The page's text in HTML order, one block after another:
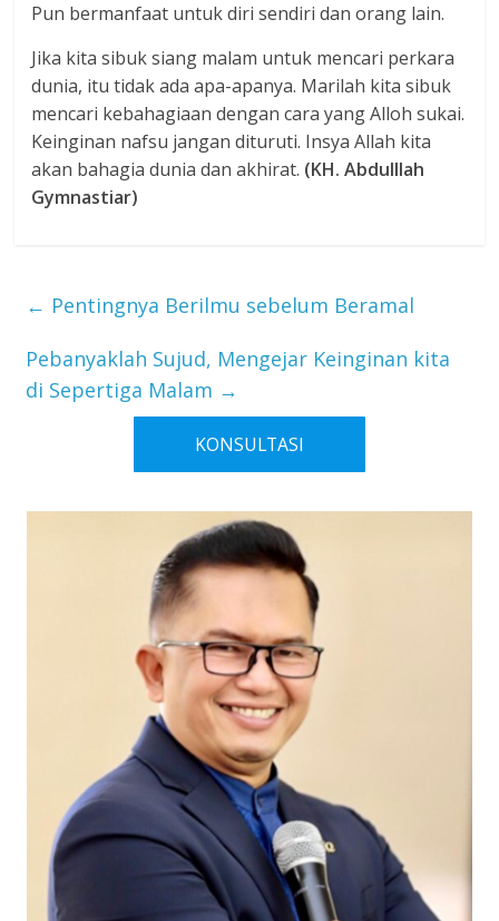
Pun bermanfaat untuk diri sendiri dan orang lain.
Jika kita sibuk siang malam untuk mencari perkara
dunia, itu tidak ada apa-apanya. Marilah kita sibuk
mencari kebahagiaan dengan cara yang Alloh sukai.
Keinginan nafsu jangan dituruti. Insya Allah kita
akan bahagia dunia dan akhirat. (KH. Abdulllah
Gymnastiar)
← Pentingnya Berilmu sebelum Beramal
Pebanyaklah Sujud, Mengejar Keinginan kita
di Sepertiga Malam →
KONSULTASI